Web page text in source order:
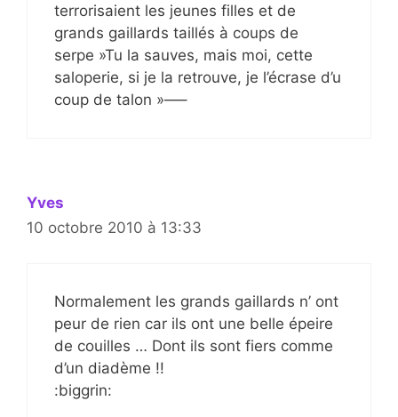
terrorisaient les jeunes filles et de
grands gaillards taillés à coups de
serpe »Tu la sauves, mais moi, cette
saloperie, si je la retrouve, je l’écrase d’u
coup de talon »—–
Yves
10 octobre 2010 à 13:33
Normalement les grands gaillards n’ ont
peur de rien car ils ont une belle épeire
de couilles … Dont ils sont fiers comme
d’un diadème !!
:biggrin: